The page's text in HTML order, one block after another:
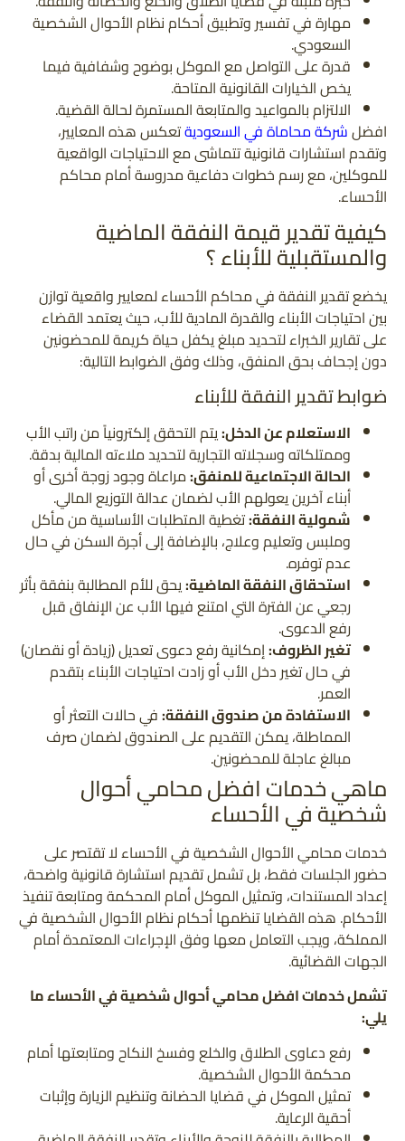
مهارة في تفسير وتطبيق أحكام نظام الأحوال الشخصية
السعودي.
قدرة على التواصل مع الموكل بوضوح وشفافية فيما
يخص الخيارات القانونية المتاحة.
الالتزام بالمواعيد والمتابعة المستمرة لحالة القضية.
افضلشركة محاماة في السعوديةتعكس هذه المعايير،
وتقدم استشارات قانونية تتماشى مع الاحتياجات الواقعية
للموكلين، مع رسم خطوات دفاعية مدروسة أمام محاكم
الأحساء.
كيفية تقدير قيمة النفقة الماضية
والمستقبلية للأبناء ؟
يخضع تقدير النفقة في محاكم الأحساء لمعايير واقعية توازن
بين احتياجات الأبناء والقدرة المادية للأب، حيث يعتمد القضاء
على تقارير الخبراء لتحديد مبلغ يكفل حياة كريمة للمحضونين
دون إجحاف بحق المنفق، وذلك وفق الضوابط التالية:
ضوابط تقدير النفقة للأبناء
الاستعلام عن الدخل:يتم التحقق إلكترونياً من راتب الأب
وممتلكاته وسجلاته التجارية لتحديد ملاءته المالية بدقة.
الحالة الاجتماعية للمنفق:مراعاة وجود زوجة أخرى أو
أبناء آخرين يعولهم الأب لضمان عدالة التوزيع المالي.
شمولية النفقة:تغطية المتطلبات الأساسية من مأكل
وملبس وتعليم وعلاج، بالإضافة إلى أجرة السكن في حال
عدم توفره.
استحقاق النفقة الماضية:يحق للأم المطالبة بنفقة بأثر
رجعي عن الفترة التي امتنع فيها الأب عن الإنفاق قبل
رفع الدعوى.
تغير الظروف:إمكانية رفع دعوى تعديل (زيادة أو نقصان)
في حال تغير دخل الأب أو زادت احتياجات الأبناء بتقدم
العمر.
الاستفادة من صندوق النفقة:في حالات التعثر أو
المماطلة، يمكن التقديم على الصندوق لضمان صرف
مبالغ عاجلة للمحضونين.
ماهي خدمات افضل محامي أحوال
شخصية في الأحساء
خدمات محامي الأحوال الشخصية في الأحساء لا تقتصر على
حضور الجلسات فقط، بل تشمل تقديم استشارة قانونية واضحة،
إعداد المستندات، وتمثيل الموكل أمام المحكمة ومتابعة تنفيذ
الأحكام. هذه القضايا تنظمها أحكام نظام الأحوال الشخصية في
المملكة، ويجب التعامل معها وفق الإجراءات المعتمدة أمام
الجهات القضائية.
تشمل خدمات افضل محامي أحوال شخصية في الأحساء ما
يلي:
رفع دعاوى الطلاق والخلع وفسخ النكاح ومتابعتها أمام
محكمة الأحوال الشخصية.
تمثيل الموكل في قضايا الحضانة وتنظيم الزيارة وإثبات
أحقية الرعاية.